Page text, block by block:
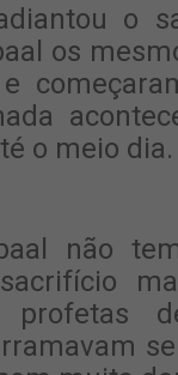
o
os
o meio dia.
não